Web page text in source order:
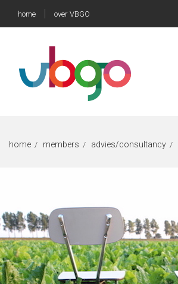
home over VBGO
home / members / advies/consultancy /